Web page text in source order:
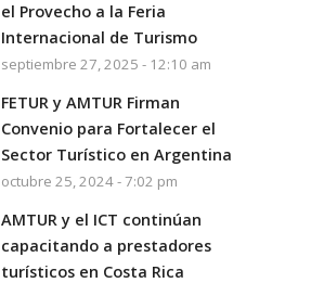
el Provecho a la Feria
Internacional de Turismo
septiembre 27, 2025 - 12:10 am
FETUR y AMTUR Firman
Convenio para Fortalecer el
Sector Turístico en Argentina
octubre 25, 2024 - 7:02 pm
AMTUR y el ICT continúan
capacitando a prestadores
turísticos en Costa Rica